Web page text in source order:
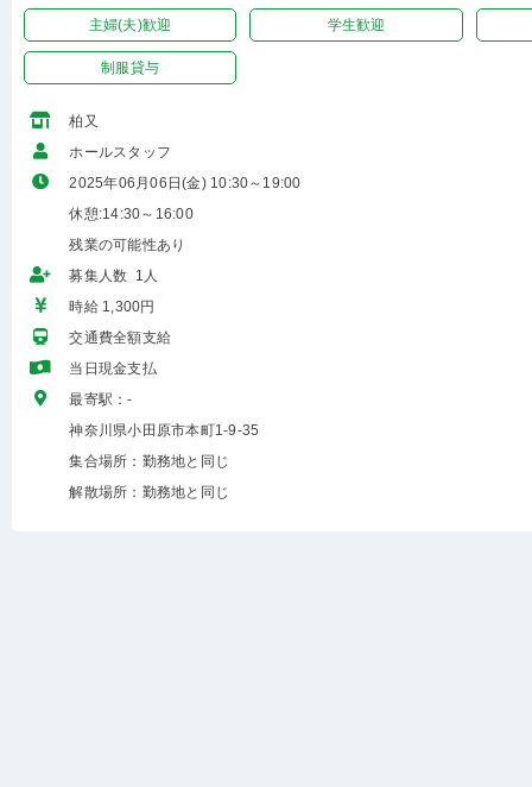
主婦(夫)歓迎 学生歓迎
制服貸与
柏又
ホールスタッフ
2025年06月06日(金) 10:30～19:00
休憩:14:30～16:00
残業の可能性あり
募集人数 1人
時給 1,300円
交通費全額支給
当日現金支払
最寄駅：-
神奈川県小田原市本町1-9-35
集合場所：勤務地と同じ
解散場所：勤務地と同じ